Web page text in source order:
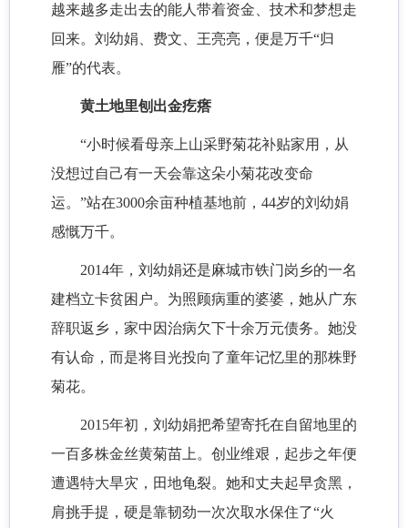
越来越多走出去的能人带着资金、技术和梦想走
回来。刘幼娟、费文、王亮亮，便是万千“归
雁”的代表。
黄土地里刨出金疙瘩
“小时候看母亲上山采野菊花补贴家用，从
没想过自己有一天会靠这朵小菊花改变命
运。”站在3000余亩种植基地前，44岁的刘幼娟
感慨万千。
2014年，刘幼娟还是麻城市铁门岗乡的一名
建档立卡贫困户。为照顾病重的婆婆，她从广东
辞职返乡，家中因治病欠下十余万元债务。她没
有认命，而是将目光投向了童年记忆里的那株野
菊花。
2015年初，刘幼娟把希望寄托在自留地里的
一百多株金丝黄菊苗上。创业维艰，起步之年便
遭遇特大旱灾，田地龟裂。她和丈夫起早贪黑，
肩挑手提，硬是靠韧劲一次次取水保住了“火